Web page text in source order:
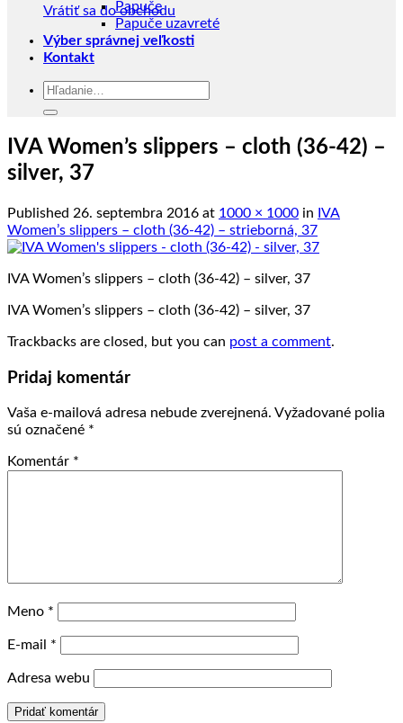
Vrátiť sa do obchodu
Papuče
Papuče uzavreté
Výber správnej veľkosti
Kontakt
Hľadať:
IVA Women’s slippers – cloth (36-42) –
silver, 37
Published 26. septembra 2016 at 1000 × 1000 in IVA
Women’s slippers – cloth (36-42) – strieborná, 37
IVA Women’s slippers – cloth (36-42) – silver, 37
IVA Women’s slippers – cloth (36-42) – silver, 37
Trackbacks are closed, but you can post a comment.
Pridaj komentár
Vaša e-mailová adresa nebude zverejnená. Vyžadované polia
sú označené *
Komentár *
Meno *
E-mail *
Adresa webu